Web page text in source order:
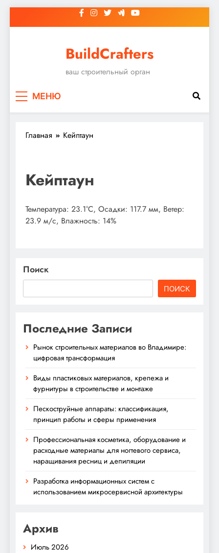
к
BuildCrafters
ваш строительный орган
МЕНЮ
Главная Кейптаун
Кейптаун
Температура: 23.1°C, Осадки: 117.7 мм, Ветер:
23.9 м/с, Влажность: 14%
Поиск
ПОИСК
Последние Записи
Рынок строительных материалов во Владимире:
цифровая трансформация
Виды пластиковых материалов, крепежа и
фурнитуры в строительстве и монтаже
Пескоструйные аппараты: классификация,
принцип работы и сферы применения
Профессиональная косметика, оборудование и
расходные материалы для ногтевого сервиса,
наращивания ресниц и депиляции
Разработка информационных систем с
использованием микросервисной архитектуры
Архив
Июль 2026